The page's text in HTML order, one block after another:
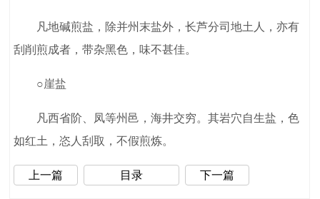
凡地碱煎盐，除并州末盐外，长芦分司地土人，亦有
刮削煎成者，带杂黑色，味不甚佳。
○崖盐
凡西省阶、凤等州邑，海井交穷。其岩穴自生盐，色
如红土，恣人刮取，不假煎炼。
上一篇 目录 下一篇